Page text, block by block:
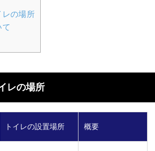
レの場所
て
レの場所
トイレの設置場所 概要